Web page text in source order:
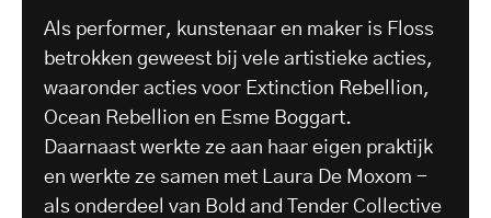
Als performer, kunstenaar en maker is Floss
betrokken geweest bij vele artistieke acties,
waaronder acties voor Extinction Rebellion,
Ocean Rebellion en Esme Boggart.
Daarnaast werkte ze aan haar eigen praktijk
en werkte ze samen met Laura De Moxom -
als onderdeel van Bold and Tender Collective